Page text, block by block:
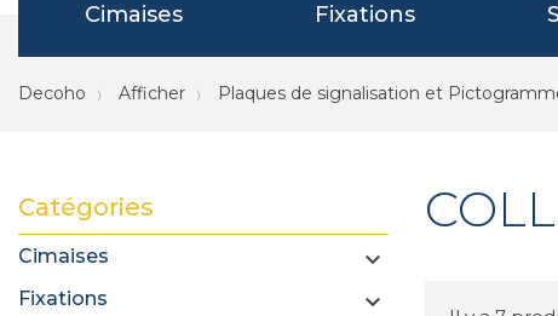
Cimaises Fixations
Decoho Afficher Plaques de signalisation et
Catégories
Cimaises 
Fixations 